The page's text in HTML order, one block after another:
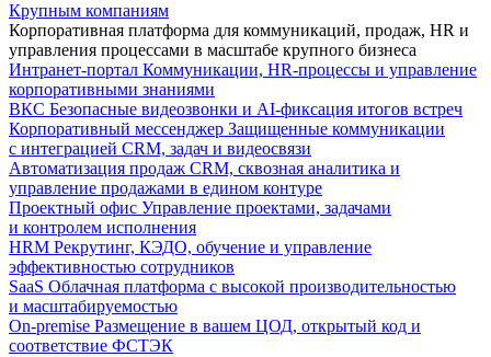
Крупным компаниям
Корпоративная платформа для коммуникаций, продаж, HR и
управления процессами в масштабе крупного бизнеса
Интранет-портал Коммуникации, HR-процессы и управление
корпоративными знаниями
ВКС Безопасные видеозвонки и AI-фиксация итогов встреч
Корпоративный мессенджер Защищенные коммуникации
с интеграцией CRM, задач и видеосвязи
Автоматизация продаж CRM, сквозная аналитика и
управление продажами в едином контуре
Проектный офис Управление проектами, задачами
и контролем исполнения
HRM Рекрутинг, КЭДО, обучение и управление
эффективностью сотрудников
SaaS Облачная платформа с высокой производительностью
и масштабируемостью
On-premise Размещение в вашем ЦОД, открытый код и
соответствие ФСТЭК